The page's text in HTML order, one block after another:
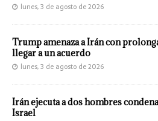
lunes, 3 de agosto de 2026
Trump amenaza a Irán con
llegar a un acuerdo
lunes, 3 de agosto de 2026
Irán ejecuta a dos hombres
Israel